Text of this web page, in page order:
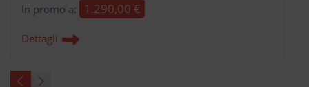
In promo a:
1.290,00 €
Dettagli